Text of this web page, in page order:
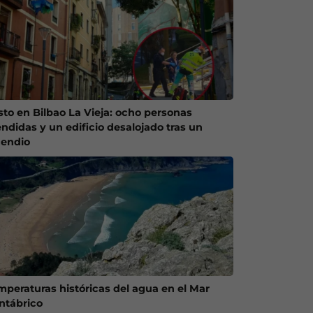
en Bilbao La Vieja: ocho personas
y un edificio desalojado tras un
históricas del agua en el Mar